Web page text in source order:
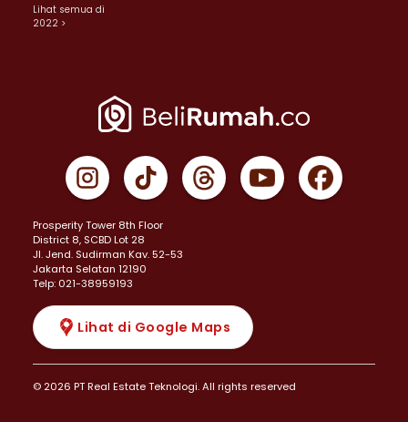
Lihat semua di
2022 >
Prosperity Tower 8th Floor
District 8, SCBD Lot 28
JI. Jend. Sudirman Kav. 52-53
Jakarta Selatan 12190
Telp: 021-38959193
Lihat di Google Maps
© 2026 PT Real Estate Teknologi. All rights reserved